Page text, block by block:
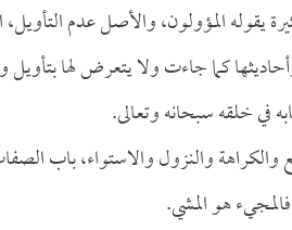
يقوله المؤولون، والأصل عدم
كما جاءت ولا يتعرض لها بتأويل
في خلقه سبحانه وتعالى.
والنزول والاستواء، باب
هو المشي.